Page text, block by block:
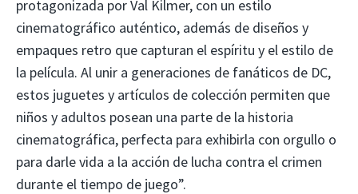
protagonizada por Val Kilmer, con un estilo
cinematográfico auténtico, además de diseños y
empaques retro que capturan el espíritu y el estilo de
la película. Al unir a generaciones de fanáticos de DC,
estos juguetes y artículos de colección permiten que
niños y adultos posean una parte de la historia
cinematográfica, perfecta para exhibirla con orgullo o
para darle vida a la acción de lucha contra el crimen
durante el tiempo de juego”.